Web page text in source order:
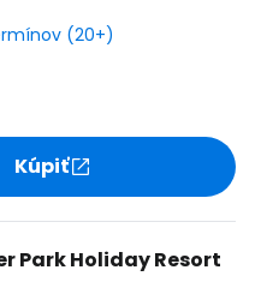
(20+)
Kúpiť
Park Holiday Resort